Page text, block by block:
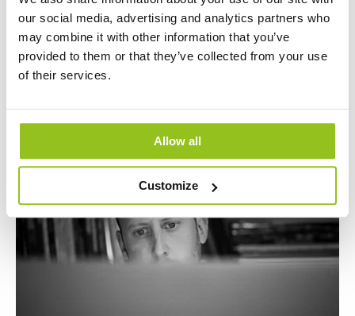
our social media, advertising and analytics partners who
may combine it with other information that you’ve
provided to them or that they’ve collected from your use
of their services.
Allow all
Customize
Sevede
Läs mer